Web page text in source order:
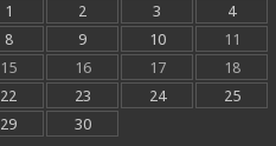
1
2 3
4
8 9 10
11
15 16 17
18
22 23 24
25
29
30